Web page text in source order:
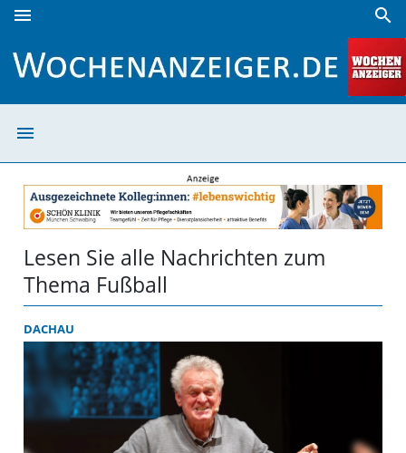
menu search
menu
Lesen Sie alle Nachrichten zum
Thema Fußball
DACHAU